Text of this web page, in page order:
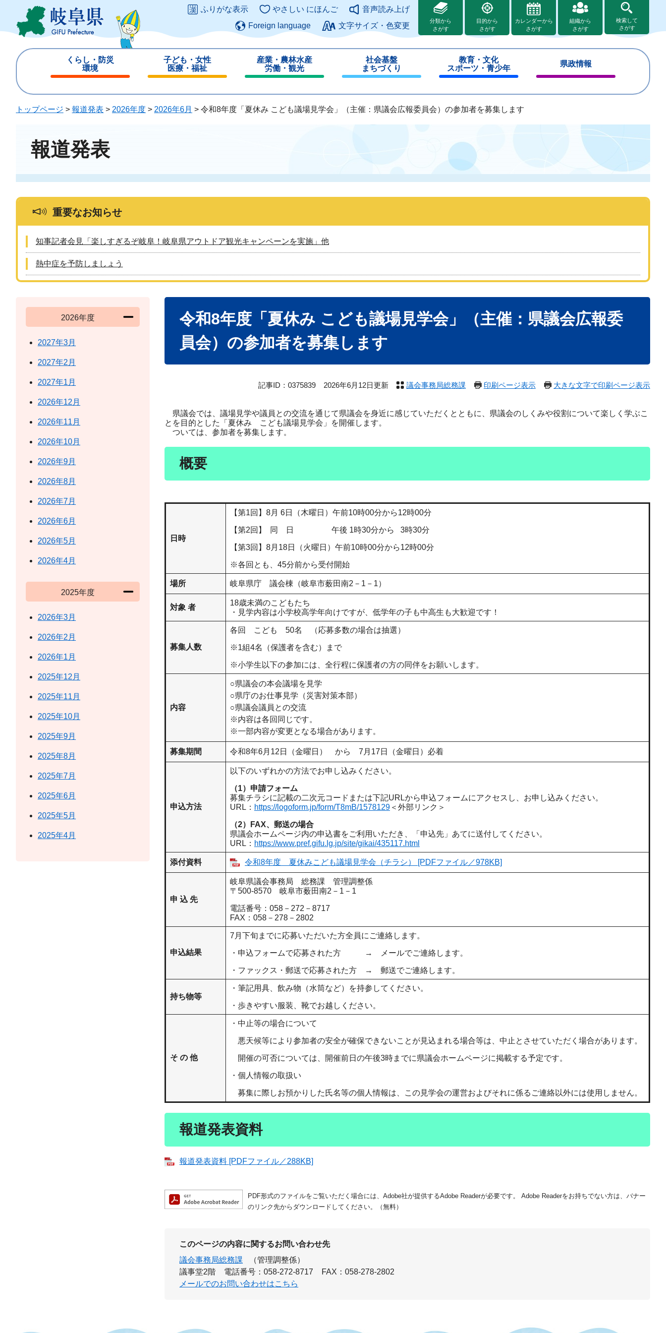
ジ
ュ
このページの本文へ
ふりがな表示 やさしい にほんご
音声読み上げ
Foreign language
文字サイズ・色変更
分類から
さがす
目的から
さがす
カレンダーから
さがす
組織から
さがす
検索して
さがす
くらし・防災
環境
じ
子ども・女性
医療・福祉
じ
る
産業・農林水産
労働・観光
じ
る
社会基盤
まちづくり
じ
教育・文化
スポーツ・青少年
じ
県政情報
じ
トップページ > 報道発表 > 2026年度 > 2026年6月 > 令和8年度「夏休み こども議場見学会」（主催：県議会広報委員会）の参加者を募集します
報道発表
重要なお知らせ
知事記者会見「楽しすぎるぞ岐阜！岐阜県アウトドア観光キャンペーンを実施」他
熱中症を予防しましょう
令和8年度「夏休み こども議場見学会」（主催：県議会広報委
員会）の参加者を募集します
記事ID：0375839 2026年6月12日更新 議会事務局総務課 印刷ページ表示 大きな文字で印刷ページ表示
県議会では、議場見学や議員との交流を通じて県議会を身近に感じていただくとともに、県議会のしくみや役割について楽しく学ぶこ
とを目的とした「夏休み こども議場見学会」を開催します。
ついては、参加者を募集します。
概要
日時
【第1回】8月 6日（木曜日）午前10時00分から12時00分
【第2回】 同 日 午後 1時30分から 3時30分
【第3回】8月18日（火曜日）午前10時00分から12時00分
※各回とも、45分前から受付開始
場所 岐阜県庁 議会棟（岐阜市薮田南2－1－1）
対象 者
18歳未満のこどもたち
・見学内容は小学校高学年向けですが、低学年の子も中高生も大歓迎です！
募集人数
各回 こども 50名 （応募多数の場合は抽選）
※1組4名（保護者を含む）まで
※小学生以下の参加には、全行程に保護者の方の同伴をお願いします。
内容
○県議会の本会議場を見学
○県庁のお仕事見学（災害対策本部）
○県議会議員との交流
※内容は各回同じです。
※一部内容が変更となる場合があります。
募集期間 令和8年6月12日（金曜日） から 7月17日（金曜日）必着
申込方法
以下のいずれかの方法でお申し込みください。
（1）申請フォーム
​募集チラシに記載の二次元コードまたは下記URLから申込フォームにアクセスし、お申し込みください。
URL： https://logoform.jp/form/T8mB/1578129 ＜外部リンク＞
（2）FAX、郵送の場合
​県議会ホームページ内の申込書をご利用いただき、「申込先」あてに送付してください。
​URL： https://www.pref.gifu.lg.jp/site/gikai/435117.html
添付資料 令和8年度 夏休みこども議場見学会（チラシ） [PDFファイル／978KB]
申 込 先
岐阜県議会事務局 総務課 管理調整係
〒500-8570 岐阜市薮田南2－1－1
電話番号：058－272－8717
FAX：058－278－2802
申込結果
7月下旬までに応募いただいた方全員にご連絡します。
・申込フォームで応募された方 → メールでご連絡します。
・ファックス・郵送で応募された方 → 郵送でご連絡します。
持ち物等
・筆記用具、飲み物（水筒など）を持参してください。
・歩きやすい服装、靴でお越しください。
そ の 他
・中止等の場合について
悪天候等により参加者の安全が確保できないことが見込まれる場合等は、中止とさせていただく場合があります。
開催の可否については、開催前日の午後3時までに県議会ホームページに掲載する予定です。
・個人情報の取扱い
募集に際しお預かりした氏名等の個人情報は、この見学会の運営およびそれに係るご連絡以外には使用しません。
報道発表資料
報道発表資料 [PDFファイル／288KB]
PDF形式のファイルをご覧いただく場合には、Adobe社が提供するAdobe Readerが必要です。
Adobe Readerをお持ちでない方は、バナー
のリンク先からダウンロードしてください。（無料）
このページの内容に関するお問い合わせ先
議会事務局総務課
（管理調整係）
議事堂2階
電話番号：058-272-8717
FAX：058-278-2802
メールでのお問い合わせはこちら
2026年度
2027年3月
2027年2月
2027年1月
2026年12月
2026年11月
2026年10月
2026年9月
2026年8月
2026年7月
2026年6月
2026年5月
2026年4月
2025年度
2026年3月
2026年2月
2026年1月
2025年12月
2025年11月
2025年10月
2025年9月
2025年8月
2025年7月
2025年6月
2025年5月
2025年4月